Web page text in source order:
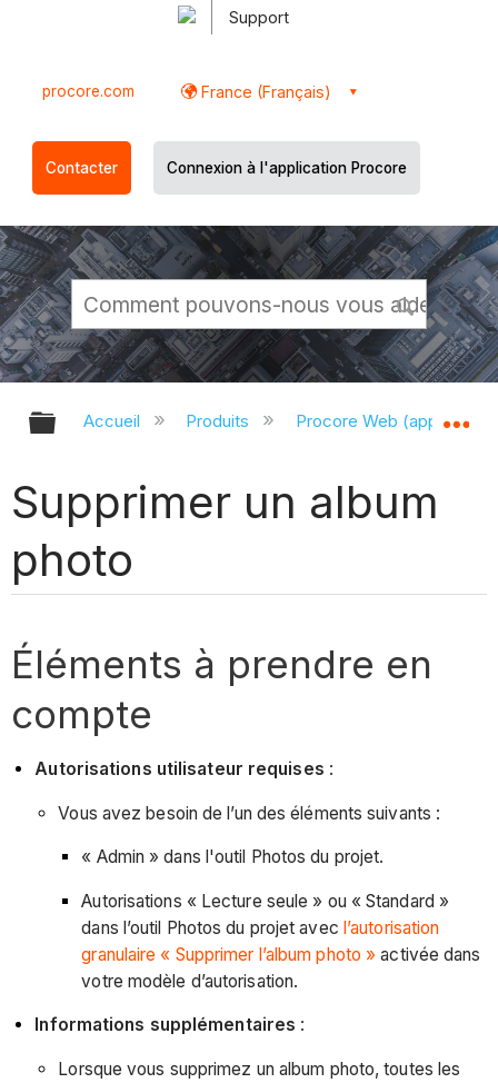
Support
procore.com France (Français)
Contacter Connexion à l'application Procore
Développer/réduire la hiérarchie
Accueil Produits Procore Web
Supprimer un album
photo
Éléments à prendre en
compte
Autorisations utilisateur requises :
Vous avez besoin de l’un des éléments suivants :
« Admin » dans l'outil Photos du projet.
Autorisations « Lecture seule » ou « Standard »
dans l’outil Photos du projet avec l’autorisation
granulaire « Supprimer l’album photo » activée dans
votre modèle d’autorisation.
Informations supplémentaires :
Lorsque vous supprimez un album photo, toutes les